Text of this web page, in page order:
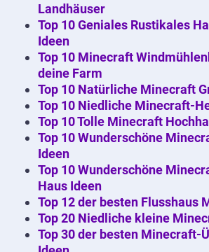
Landhäuser
Top 10 Geniales Rustikales
Ideen
Top 10 Minecraft
deine Farm
Top 10 Natürliche Minecraft
Top 10 Niedliche Minecraft-
Top 10 Tolle Minecraft
Top 10 Wunderschöne
Ideen
Top 10 Wunderschöne
Haus Ideen
Top 12 der besten Flusshaus
Top 20 Niedliche kleine
Top 30 der besten Minecraft-